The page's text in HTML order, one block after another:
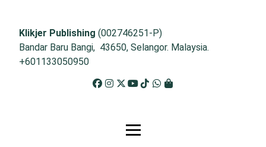
Klikjer Publishing (002746251-P)
Bandar Baru Bangi, 43650, Selangor. Malaysia.
+601133050950